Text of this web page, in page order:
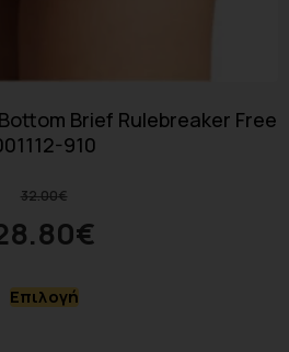
Brief Rulebreaker Free
910
32.00€
€
Επιλογή